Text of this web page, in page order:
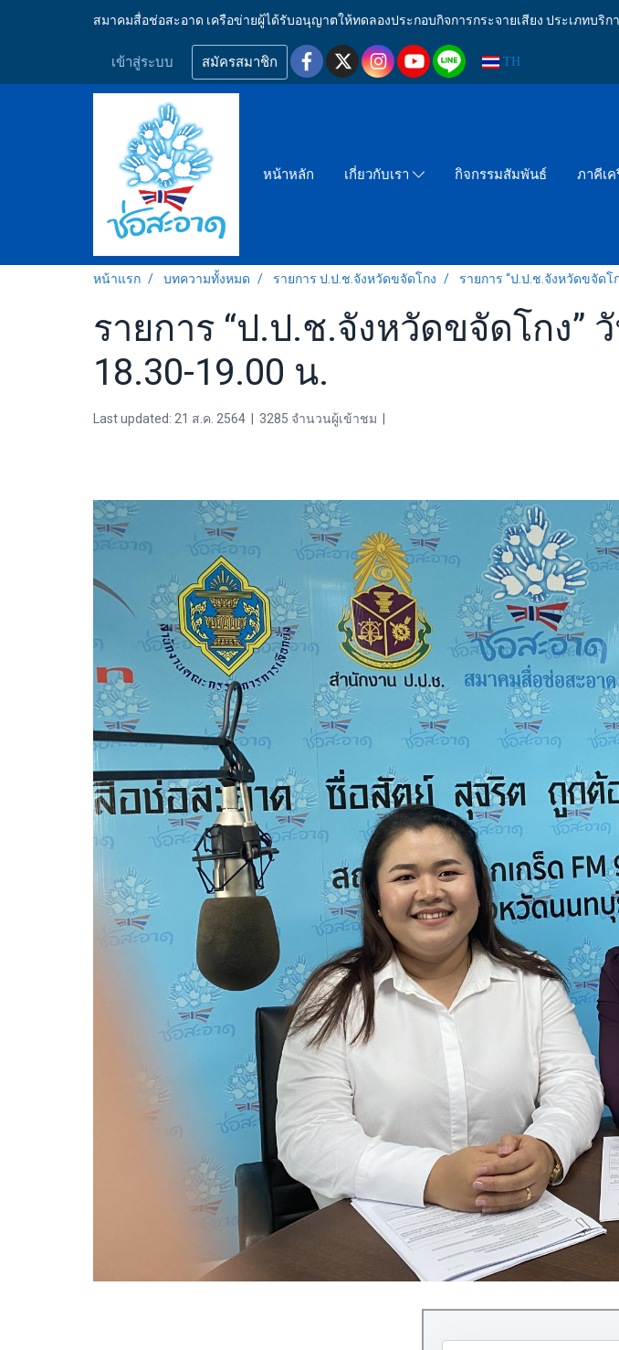
สมาคมสื่อช่อสะอาด เครือข่ายผู้ได้รับอนุญาตให้ทดลองประกอบกิจการกระจายเสียง ประเภทบ
เข้าสู่ระบบ สมัครสมาชิก TH
หน้าหลัก เกี่ยวกับเรา กิจกรรมสัมพันธ์ ภาคีเ
หน้าแรก บทความทั้งหมด รายการ ป.ป.ช.จังหวัดขจัดโกง รายการ “ป.ป.ช.จังหวัดขจัดโ
รายการ “ป.ป.ช.จังหวัดขจัดโกง”
18.30-19.00 น.
Last updated: 21 ส.ค. 2564 3285 จำนวนผู้เข้าชม